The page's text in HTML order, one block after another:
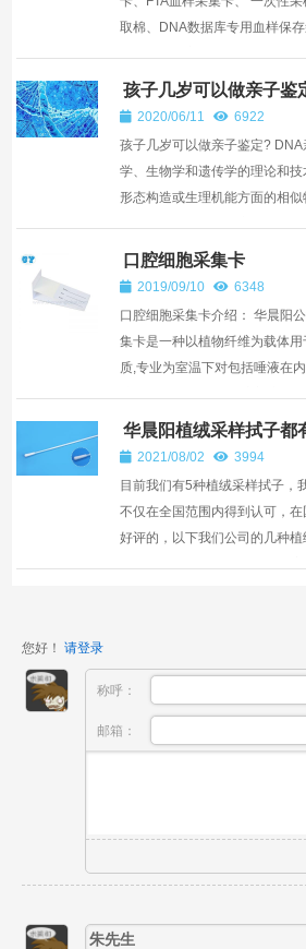
取棉、DNA数据库专用血样保
拭子，植绒拭子，...
孩子几岁可以做亲子鉴
2020/06/11
6922
孩子几岁可以做亲子鉴定?
学、生物学和遗传学的理论和
形态构造或生理机能方面的相
鉴定没有年龄限制...
口腔细胞采集卡
2019/09/10
6348
口腔细胞采集卡介绍： 华晨阳
集卡是一种以植物纤维为载体
质,专业为室温下对包括唾液在
运和存储而...
华晨阳植绒采样拭子都
2021/08/02
3994
目前我们有5种植绒采样拭子，
不仅在全国范围内得到认可，
好评的，以下我们公司的几种植
您好！ 请登录
称呼：
邮箱：
朱先生